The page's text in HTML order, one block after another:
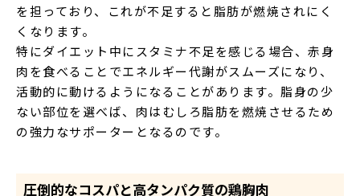
を担っており、これが不足すると脂肪が燃焼されにく
くなります。
特にダイエット中にスタミナ不足を感じる場合、赤身
肉を食べることでエネルギー代謝がスムーズになり、
活動的に動けるようになることがあります。脂身の少
ない部位を選べば、肉はむしろ脂肪を燃焼させるため
の強力なサポーターとなるのです。
圧倒的なコスパと高タンパク質の鶏胸肉